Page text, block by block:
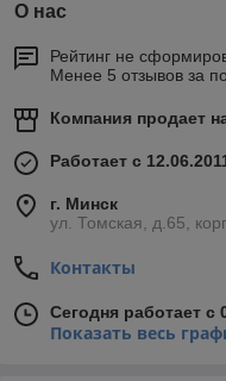
О нас
Рейтинг не
Менее 5 отзывов за
Компания продает
Работает с
г. Минск
ул. Томская, д.65,
Контакты
Сегодня работает с
Показать весь